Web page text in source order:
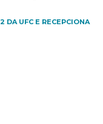
DA UFC E RECEPCIONA